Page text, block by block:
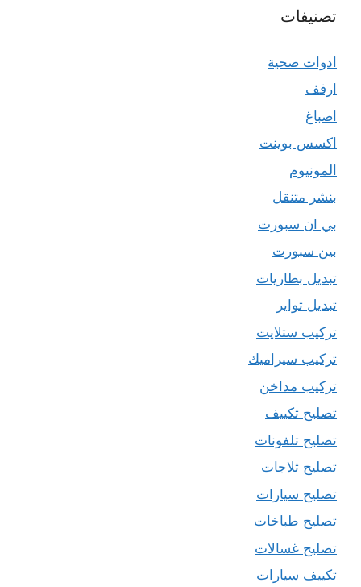
تصنيفات
ادوات صحية
ارفف
اصباغ
اكسس بوينت
المونيوم
بنشر متنقل
بي ان سبورت
بين سبورت
تبديل بطاريات
تبديل تواير
تركيب ستلايت
تركيب سيراميك
تركيب مداخن
تصليح تكييف
تصليح تلفونات
تصليح ثلاجات
تصليح سيارات
تصليح طباخات
تصليح غسالات
تكييف سيارات